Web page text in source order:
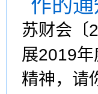
作的通
苏财会〔
展2019
精神，请